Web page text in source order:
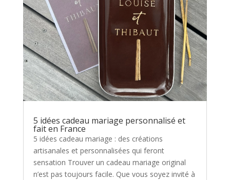
5 idées cadeau mariage personnalisé et
fait en France
5 idées cadeau mariage : des créations
artisanales et personnalisées qui feront
sensation Trouver un cadeau mariage original
n’est pas toujours facile. Que vous soyez invité à